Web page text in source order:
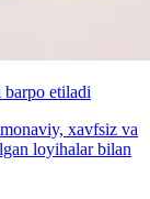
barpo etiladi
xavfsiz va
loyihalar bilan